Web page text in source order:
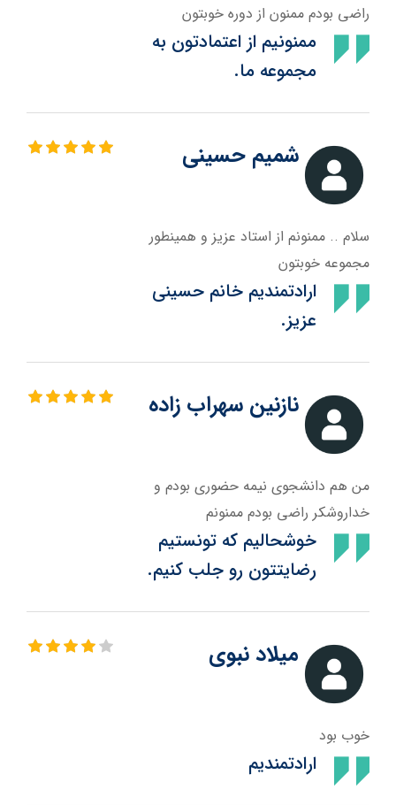
راضی بودم ممنون از دوره خوبتون
ممنونیم از اعتمادتون به
مجموعه ما.
شمیم حسینی
سلام .. ممنونم از استاد عزیز و همینطور
مجموعه خوبتون
ارادتمندیم خانم حسینی
عزیز.
نازنین سهراب زاده
من هم دانشجوی نیمه حضوری بودم و
خداروشکر راضی بودم ممنونم
خوشحالیم که تونستیم
رضایتتون رو جلب کنیم.
میلاد نبوی
خوب بود
ارادتمندیم